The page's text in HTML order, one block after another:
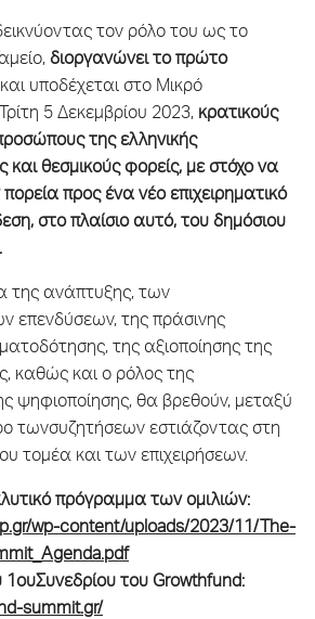
τον ρόλο του ως το
διοργανώνει το πρώτο
και υποδέχεται στο Μικρό
5 Δεκεμβρίου 2023, κρατικούς
της ελληνικής
και θεσμικούς φορείς, με στόχο να
προς ένα νέο επιχειρηματικό
στο πλαίσιο αυτό, του δημόσιου
της ανάπτυξης, των
επενδύσεων, της πράσινης
της αξιοποίησης της
καθώς και ο ρόλος της
ψηφιοποίησης, θα βρεθούν, μεταξύ
τωνσυζητήσεων εστιάζοντας στη
τομέα και των επιχειρήσεων.
πρόγραμμα των ομιλιών:
wp-content/uploads/2023/11/The-
1ουΣυνεδρίου του Growthfund:
summit.gr/